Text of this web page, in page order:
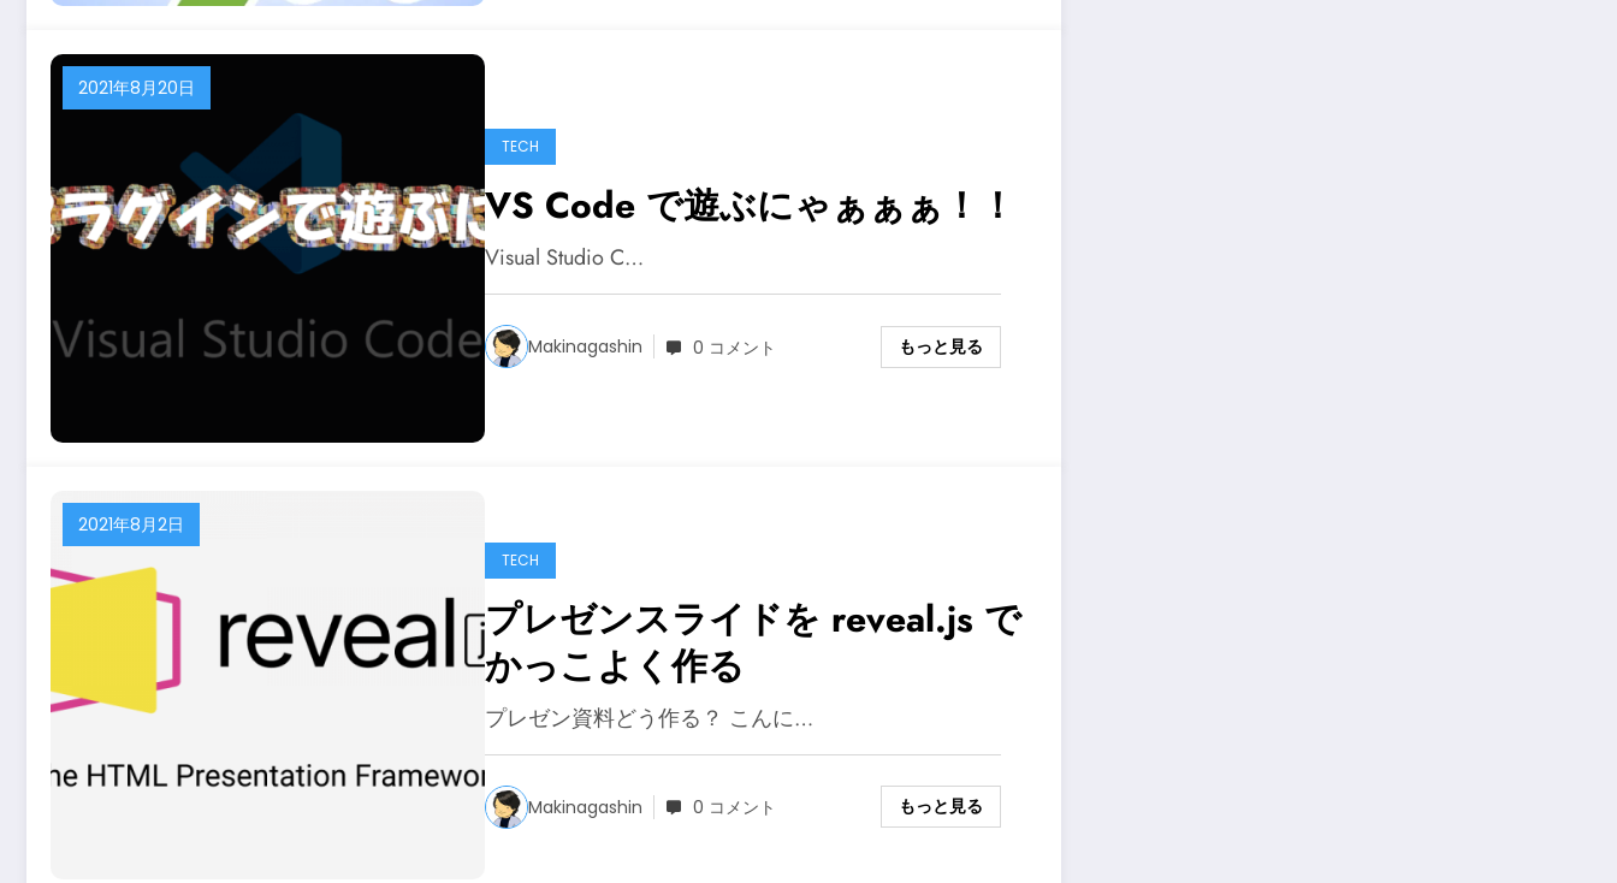
2021年8月20日
TECH
VS Code で遊ぶにゃぁぁぁ！！
Visual Studio C…
Makinagashin 0 コメント もっと見る
2021年8月2日
TECH
プレゼンスライドを reveal.js で
かっこよく作る
プレゼン資料どう作る？ こんに…
Makinagashin 0 コメント もっと見る